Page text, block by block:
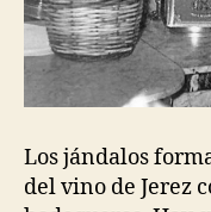
Los jándalos
del vino de Jerez